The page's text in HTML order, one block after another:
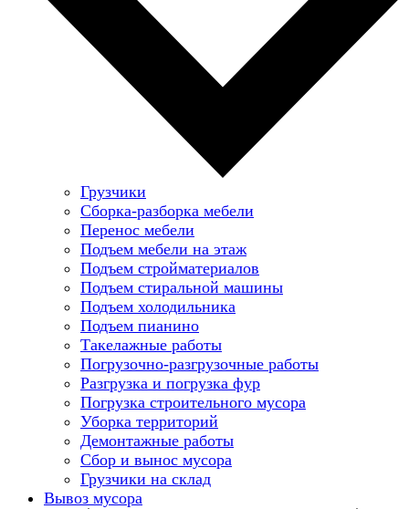
Грузчики
Сборка-разборка мебели
Перенос мебели
Подъем мебели на этаж
Подъем стройматериалов
Подъем стиральной машины
Подъем холодильника
Подъем пианино
Такелажные работы
Погрузочно-разгрузочные работы
Разгрузка и погрузка фур
Погрузка строительного мусора
Уборка территорий
Демонтажные работы
Сбор и вынос мусора
Грузчики на склад
Вывоз мусора